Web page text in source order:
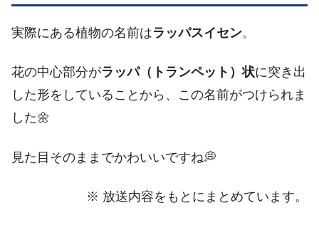
実際にある植物の名前はラッパスイセン。
花の中心部分がラッパ（トランペット）状に突き出
した形をしていることから、この名前がつけられま
した🌼
見た目そのままでかわいいですね💭
※ 放送内容をもとにまとめています。